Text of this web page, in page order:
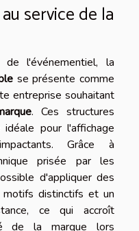
service de la
l'événementiel, la
se présente comme
entreprise souhaitant
. Ces structures
pour l'affichage
Grâce à
prisée par les
d'appliquer des
distinctifs et un
ce qui accroît
de la marque lors